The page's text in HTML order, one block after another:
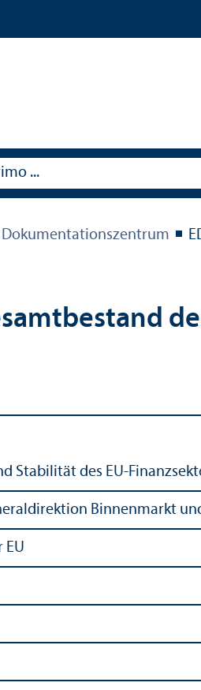
Dokumentations­zentrum
Stabilität des EU-
Binnen­markt
EU